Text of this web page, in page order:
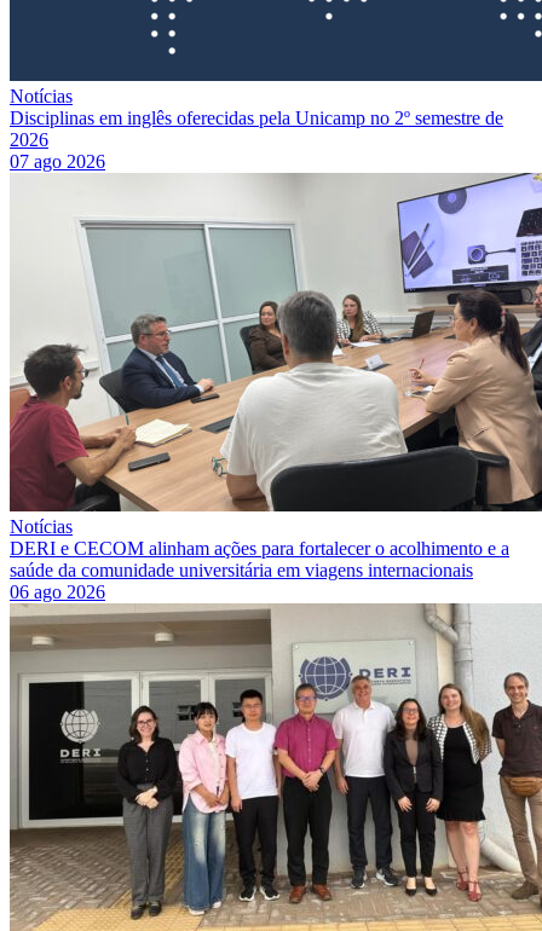
Notícias
Disciplinas em inglês oferecidas pela Unicamp no 2º semestre de
2026
07 ago 2026
Notícias
DERI e CECOM alinham ações para fortalecer o acolhimento e a
saúde da comunidade universitária em viagens internacionais
06 ago 2026